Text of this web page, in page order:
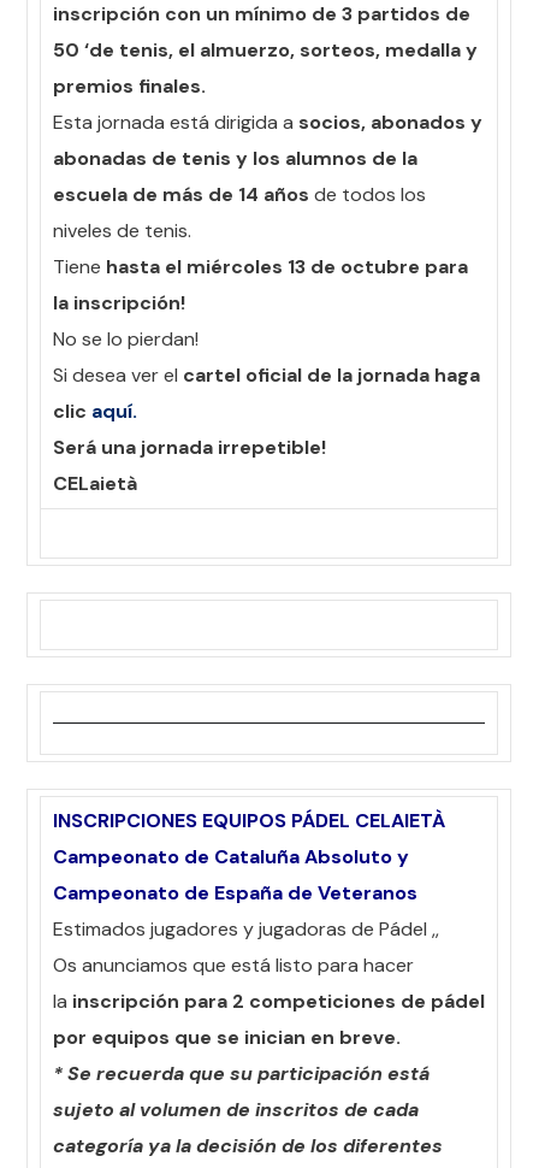
inscripción con un mínimo de 3 partidos de
50 ‘de tenis, el almuerzo, sorteos, medalla y
premios finales.
Esta jornada está dirigida a socios, abonados y
abonadas de tenis y los alumnos de la
escuela de más de 14 años de todos los
niveles de tenis.
Tiene hasta el miércoles 13 de octubre para
la inscripción!
No se lo pierdan!
Si desea ver el cartel oficial de la jornada haga
clic aquí.
Será una jornada irrepetible!
CELaietà
INSCRIPCIONES EQUIPOS PÁDEL CELAIETÀ
Campeonato de Cataluña Absoluto y
Campeonato de España de Veteranos
Estimados jugadores y jugadoras de Pádel ,,
Os anunciamos que está listo para hacer
la inscripción para 2 competiciones de pádel
por equipos que se inician en breve.
* Se recuerda que su participación está
sujeto al volumen de inscritos de cada
categoría ya la decisión de los diferentes